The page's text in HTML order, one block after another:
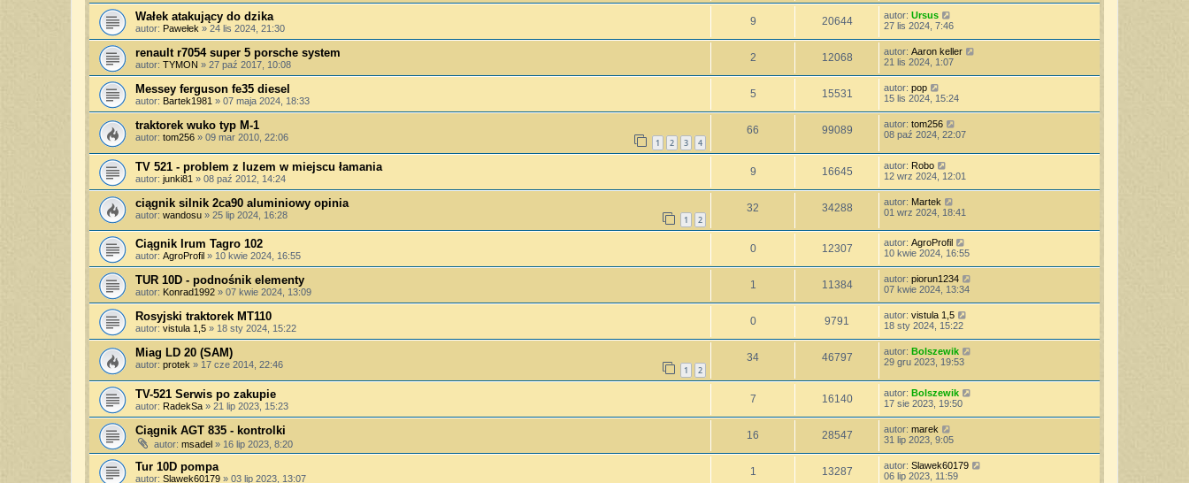
Wałek atakujący do dzika
autor: Pawełek » 24 lis 2024, 21:30
9 20644 autor: Ursus
27 lis 2024, 7:46
renault r7054 super 5 porsche system
autor: TYMON » 27 paź 2017, 10:08
2 12068 autor: Aaron keller
21 lis 2024, 1:07
Messey ferguson fe35 diesel
autor: Bartek1981 » 07 maja 2024, 18:33
5 15531 autor: pop
15 lis 2024, 15:24
traktorek wuko typ M-1
autor: tom256 » 09 mar 2010, 22:06 1 2 3 4
66 99089 autor: tom256
08 paź 2024, 22:07
TV 521 - problem z luzem w miejscu łamania
autor: junki81 » 08 paź 2012, 14:24
9 16645 autor: Robo
12 wrz 2024, 12:01
ciągnik silnik 2ca90 aluminiowy opinia
autor: wandosu » 25 lip 2024, 16:28 1 2
32 34288 autor: Martek
01 wrz 2024, 18:41
Ciągnik Irum Tagro 102
autor: AgroProfil » 10 kwie 2024, 16:55
0 12307 autor: AgroProfil
10 kwie 2024, 16:55
TUR 10D - podnośnik elementy
autor: Konrad1992 » 07 kwie 2024, 13:09
1 11384 autor: piorun1234
07 kwie 2024, 13:34
Rosyjski traktorek МТ110
autor: vistula 1,5 » 18 sty 2024, 15:22
0 9791 autor: vistula 1,5
18 sty 2024, 15:22
Miag LD 20 (SAM)
autor: protek » 17 cze 2014, 22:46 1 2
34 46797 autor: Bolszewik
29 gru 2023, 19:53
TV-521 Serwis po zakupie
autor: RadekSa » 21 lip 2023, 15:23
7 16140 autor: Bolszewik
17 sie 2023, 19:50
Ciągnik AGT 835 - kontrolki
autor: msadel » 16 lip 2023, 8:20
16 28547 autor: marek
31 lip 2023, 9:05
Tur 10D pompa
autor: Slawek60179 » 03 lip 2023, 13:07
1 13287 autor: Slawek60179
06 lip 2023, 11:59